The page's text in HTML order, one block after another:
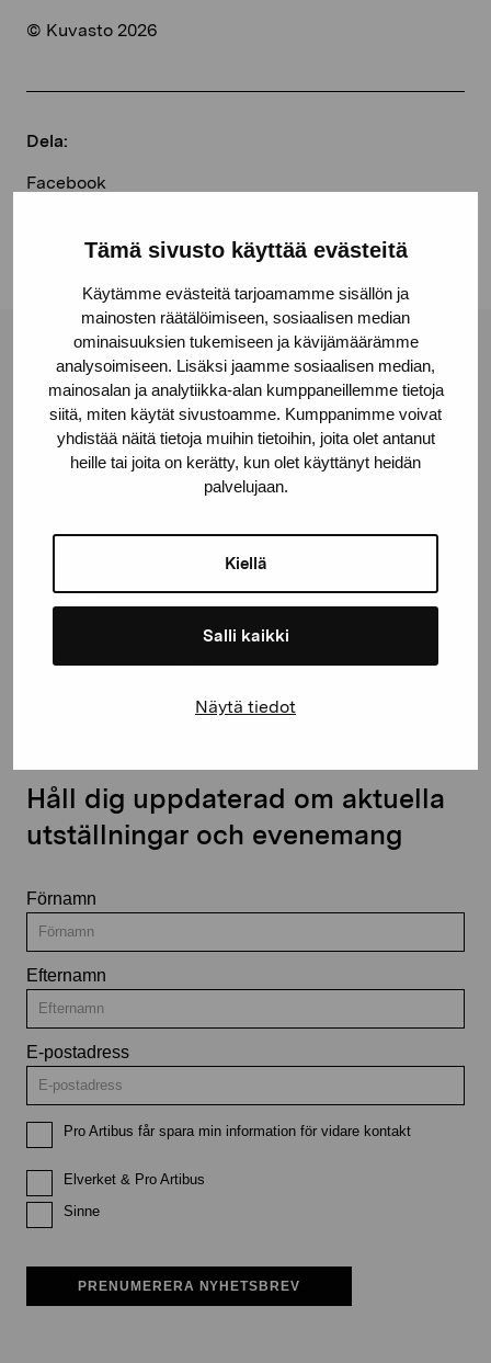
Tämä sivusto käyttää evästeitä
Käytämme evästeitä tarjoamamme sisällön ja
mainosten räätälöimiseen, sosiaalisen median
ominaisuuksien tukemiseen ja kävijämäärämme
analysoimiseen. Lisäksi jaamme sosiaalisen median,
mainosalan ja analytiikka-alan kumppaneillemme tietoja
siitä, miten käytät sivustoamme. Kumppanimme voivat
yhdistää näitä tietoja muihin tietoihin, joita olet antanut
heille tai joita on kerätty, kun olet käyttänyt heidän
palvelujaan.
Kiellä
Salli kaikki
Näytä tiedot
© Kuvasto 2026
Dela:
Facebook
Stiftelsen Pro Artibus
Gustav Wasas gata 11
10600 Ekenäs
proartibus@proartibus.fi
Kontakta oss
Håll dig uppdaterad om aktuella
utställningar och evenemang
Förnamn
Efternamn
E-postadress
Pro Artibus får spara min information för vidare kontakt
Elverket & Pro Artibus
Sinne
PRENUMERERA NYHETSBREV